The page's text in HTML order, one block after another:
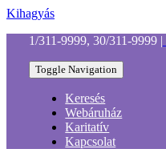
Kihagyás
1/311-9999, 30/311-9999 |
Toggle Navigation
Keresés
Webáruház
Karitatív
Kapcsolat